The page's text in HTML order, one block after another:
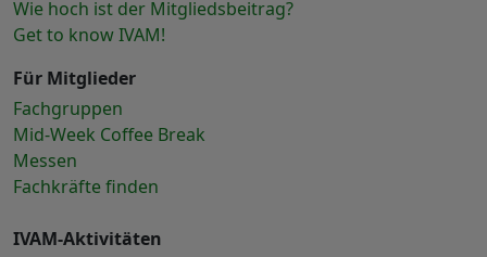
Wie hoch ist der Mitgliedsbeitrag?
Get to know IVAM!
Für Mitglieder
Fachgruppen
Mid-Week Coffee Break
Messen
Fachkräfte finden
IVAM-Aktivitäten